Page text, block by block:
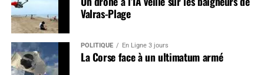
Valras-Plage
POLITIQUE En Ligne 3 jours
La Corse face à un ultimatum armé